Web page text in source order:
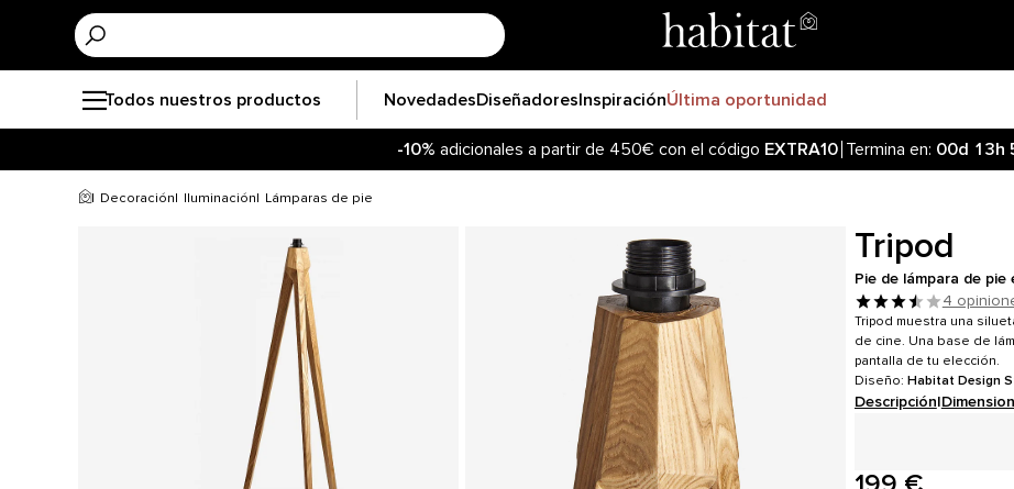
Todos nuestros productos NovedadesDiseñadoresInspiraciónÚltima oportunidad
-10% adicionales a partir de 450€ con el código EXTRA10 Termina en: 00d 13h
Decoración Iluminación Lámparas de pie
Tripod
Pie de lámpara de
4
Tripod muestra una
de cine. Una base de
pantalla de tu elección.
Diseño: Habitat Design
Descripción|